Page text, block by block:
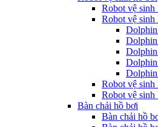
Robot vệ
Robot vệ
Dolphin
Robot vệ sinh
Robot vệ sinh
Bàn chải hồ bơi
Bàn chải hồ